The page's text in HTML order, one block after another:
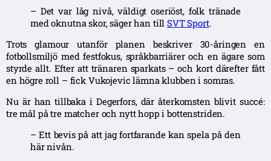
– Det var låg nivå, väldigt oseriöst, folk tränade
med oknutna skor, säger han tillSVT Sport.
Trots glamour utanför planen beskriver 30-åringen en
fotbollsmiljö med festfokus, språkbarriärer och en ägare som
styrde allt. Efter att tränaren sparkats – och kort därefter fått
en högre roll – fick Vukojevic lämna klubben i somras.
Nu är han tillbaka i Degerfors, där återkomsten blivit succé:
tre mål på tre matcher och nytt hopp i bottenstriden.
– Ett bevis på att jag fortfarande kan spela på den
här nivån.